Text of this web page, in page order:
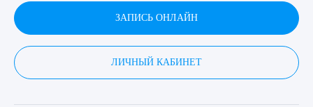
ЗАПИСЬ ОНЛАЙН
ЛИЧНЫЙ КАБИНЕТ